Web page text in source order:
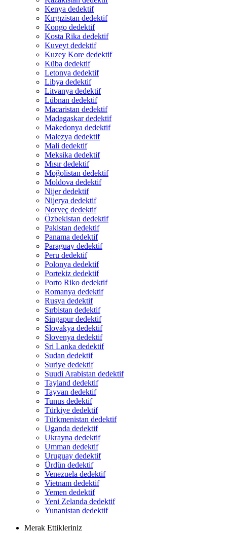
Kenya dedektif
Kırgızistan dedektif
Kongo dedektif
Kosta Rika dedektif
Kuveyt dedektif
Kuzey Kore dedektif
Küba dedektif
Letonya dedektif
Libya dedektif
Litvanya dedektif
Lübnan dedektif
Macaristan dedektif
Madagaskar dedektif
Makedonya dedektif
Malezya dedektif
Mali dedektif
Meksika dedektif
Mısır dedektif
Moğolistan dedektif
Moldova dedektif
Nijer dedektif
Nijerya dedektif
Norveç dedektif
Özbekistan dedektif
Pakistan dedektif
Panama dedektif
Paraguay dedektif
Peru dedektif
Polonya dedektif
Portekiz dedektif
Porto Riko dedektif
Romanya dedektif
Rusya dedektif
Sırbistan dedektif
Singapur dedektif
Slovakya dedektif
Slovenya dedektif
Sri Lanka dedektif
Sudan dedektif
Suriye dedektif
Suudi Arabistan dedektif
Tayland dedektif
Tayvan dedektif
Tunus dedektif
Türkiye dedektif
Türkmenistan dedektif
Uganda dedektif
Ukrayna dedektif
Umman dedektif
Uruguay dedektif
Ürdün dedektif
Venezuela dedektif
Vietnam dedektif
Yemen dedektif
Yeni Zelanda dedektif
Yunanistan dedektif
Merak Ettikleriniz